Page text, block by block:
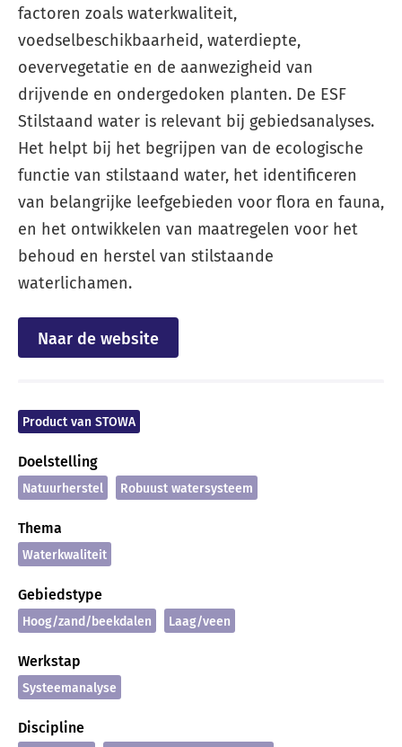
factoren zoals waterkwaliteit,
voedselbeschikbaarheid, waterdiepte,
oevervegetatie en de aanwezigheid van
drijvende en ondergedoken planten. De ESF
Stilstaand water is relevant bij gebiedsanalyses.
Het helpt bij het begrijpen van de ecologische
functie van stilstaand water, het identificeren
van belangrijke leefgebieden voor flora en fauna,
en het ontwikkelen van maatregelen voor het
behoud en herstel van stilstaande
waterlichamen.
Naar de website
Product van STOWA
Doelstelling
Natuurherstel Robuust watersysteem
Thema
Waterkwaliteit
Gebiedstype
Hoog/zand/beekdalen Laag/veen
Werkstap
Systeemanalyse
Discipline